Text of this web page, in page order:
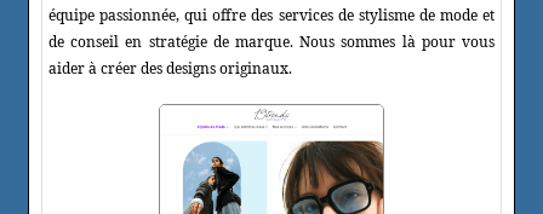
équipe passionnée, qui offre des services de stylisme de mode et
de conseil en stratégie de marque. Nous sommes là pour vous
aider à créer des designs originaux.